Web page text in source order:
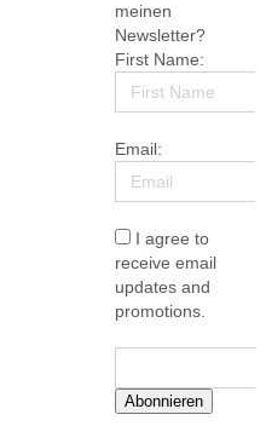
meinen
Newsletter?
First Name:
Email:
I agree to
receive email
updates and
promotions.
Abonnieren